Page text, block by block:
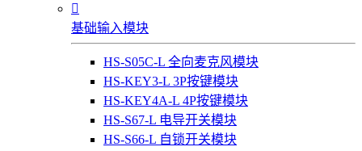

基础输入模块
HS-S05C-L 全向麦克风模块
HS-KEY3-L 3P按键模块
HS-KEY4A-L 4P按键模块
HS-S67-L 电导开关模块
HS-S66-L 自锁开关模块